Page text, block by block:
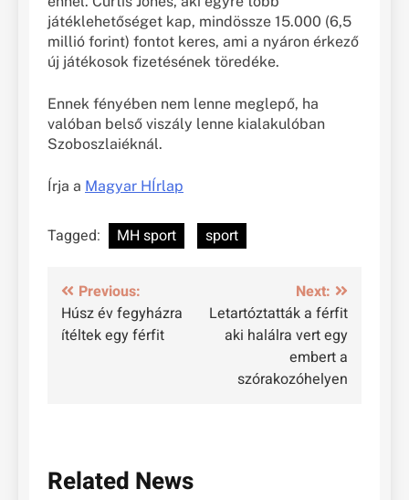
játéklehetőséget kap, mindössze 15.000 (6,5
millió forint) fontot keres, ami a nyáron érkező
új játékosok fizetésének töredéke.
Ennek fényében nem lenne meglepő, ha
valóban belső viszály lenne kialakulóban
Szoboszlaiéknál.
Írja a Magyar HÍrlap
Tagged: MH sport sport
Bejegyzés
navigáció
Previous:
Húsz év fegyházra
ítéltek egy férfit
Next:
Letartóztatták a férfit
aki halálra vert egy
embert a
szórakozóhelyen
Related News